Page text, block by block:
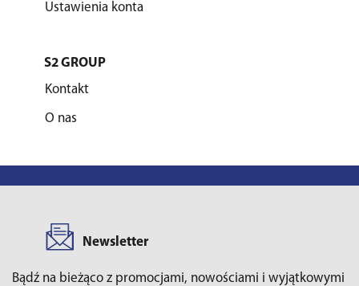
Ustawienia konta
S2 GROUP
Kontakt
O nas
Newsletter
Bądź na bieżąco z promocjami, nowościami i wyjątkowymi